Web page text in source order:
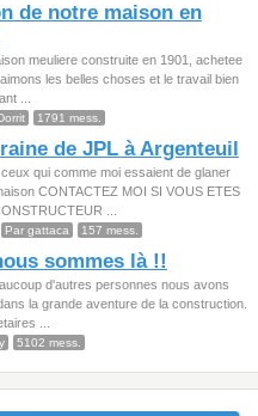
de notre maison en
meuliere construite en 1901, achetee
les belles choses et le travail bien
...
1791 mess.
de JPL à Argenteuil
qui comme moi essaient de glaner
CONTACTEZ MOI SI VOUS ETES
...
Par gattaca 157 mess.
sommes là !!
d'autres personnes nous avons
la grande aventure de la construction.
...
5102 mess.